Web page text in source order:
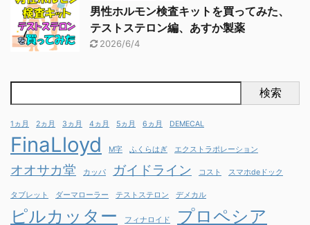
男性ホルモン検査キットを買ってみた、
テストステロン編、あすか製薬
2026/6/4
検索
1ヵ月 2ヵ月 3ヵ月 4ヵ月 5ヵ月 6ヵ月 DEMECAL
FinaLloyd M字 ふくらはぎ エクストラポレーション
オオサカ堂 カッパ ガイドライン コスト スマホdeドック
タブレット ダーマローラー テストステロン デメカル
ピルカッター フィナロイド プロペシア